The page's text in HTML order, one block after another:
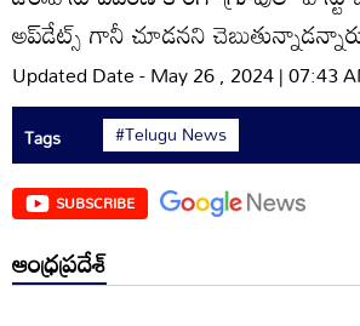
అప్‌డేట్స్‌ గానీ చూడనని
Updated Date - May 26 , 2024 | 07:43
Tags #Telugu News
SUBSCRIBE
ఆంధ్రప్రదేశ్